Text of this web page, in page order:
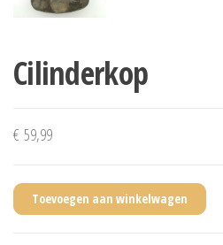
Cilinderkop
€ 59,99
Toevoegen aan winkelwagen